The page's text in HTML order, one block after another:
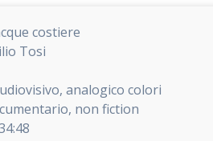
costiere
Tosi
analogico colori
non fiction